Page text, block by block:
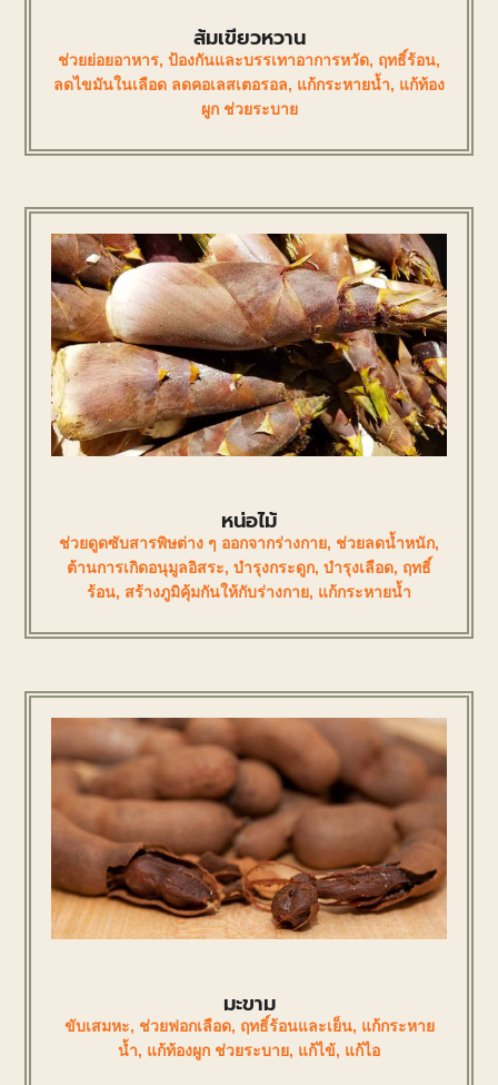
ส้มเขียวหวาน
ช่วยย่อยอาหาร, ป้องกันและบรรเทาอาการหวัด, ฤทธิ์ร้อน,
ลดไขมันในเลือด ลดคอเลสเตอรอล, แก้กระหายน้ำ, แก้ท้อง
ผูก ช่วยระบาย
หน่อไม้
ช่วยดูดซับสารพิษต่าง ๆ ออกจากร่างกาย, ช่วยลดน้ำหนัก,
ต้านการเกิดอนุมูลอิสระ, บำรุงกระดูก, บำรุงเลือด, ฤทธิ์
ร้อน, สร้างภูมิคุ้มกันให้กับร่างกาย, แก้กระหายน้ำ
มะขาม
ขับเสมหะ, ช่วยฟอกเลือด, ฤทธิ์ร้อนและเย็น, แก้กระหาย
น้ำ, แก้ท้องผูก ช่วยระบาย, แก้ไข้, แก้ไอ